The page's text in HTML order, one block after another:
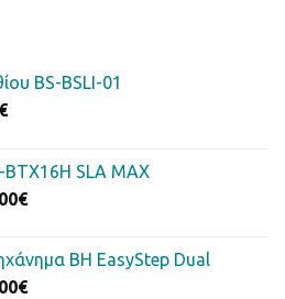
BS-BSLI-01
Η
είναι:
93.50€.
SLA MAX
€Η
είναι:
120.00€.
BH EasyStep Dual
€Η